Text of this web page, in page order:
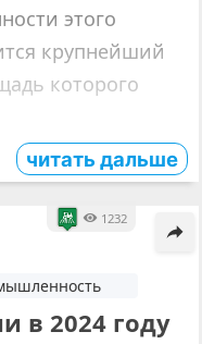
этого
крупнейший
которого
читать дальше
1232
в 2024 году